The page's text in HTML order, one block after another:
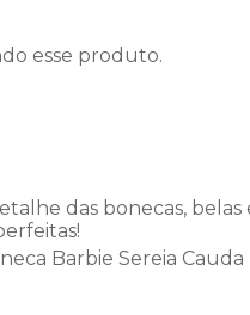
esse produto.
das bonecas,
Barbie Sereia Cauda